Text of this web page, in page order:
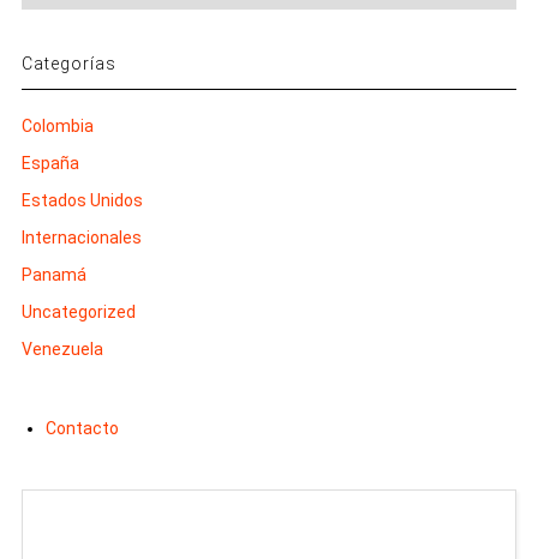
Categorías
Colombia
España
Estados Unidos
Internacionales
Panamá
Uncategorized
Venezuela
Contacto